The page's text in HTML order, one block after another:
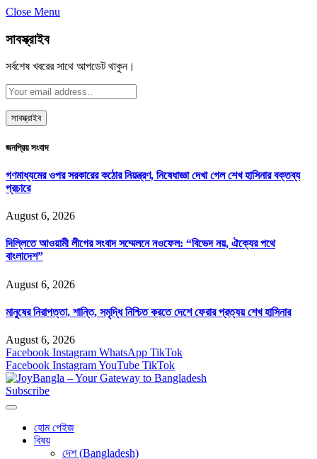
Close Menu
সাবস্ক্রাইব
সর্বশেষ খবরের সাথে আপডেট থাকুন।
জনপ্রিয় সংবাদ
গণমাধ্যমের ওপর সরকারের কঠোর নিয়ন্ত্রণ, নিষেধাজ্ঞা দেখা গেল শেখ হাসিনার বক্তব্য
প্রচারে
August 6, 2026
দিল্লিতে আওয়ামী লীগের সংবাদ সম্মেলনে নওফেল: “বিভেদ নয়, ঐক্যের পথে
বাংলাদেশ”
August 6, 2026
মানুষের নিরাপত্তা, শান্তি, সমৃদ্ধি নিশ্চিত করতে দেশে ফেরার প্রত্যয় শেখ হাসিনার
August 6, 2026
Facebook Instagram WhatsApp TikTok
Facebook InstagramYouTube TikTok
Subscribe
হোম পেইজ
বিষয়
দেশ (Bangladesh)